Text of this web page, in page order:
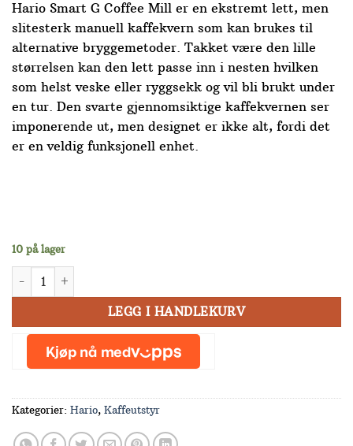
Hario Smart G Coffee Mill er en ekstremt lett, men
slitesterk manuell kaffekvern som kan brukes til
alternative bryggemetoder. Takket være den lille
størrelsen kan den lett passe inn i nesten hvilken
som helst veske eller ryggsekk og vil bli brukt under
en tur. Den svarte gjennomsiktige kaffekvernen ser
imponerende ut, men designet er ikke alt, fordi det
er en veldig funksjonell enhet.
10 på lager
HARIO Smartmill Kaffekvern antall
LEGG I HANDLEKURV
Kategorier: Hario, Kaffeutstyr